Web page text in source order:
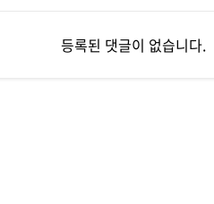
등록된 댓글이 없습니다.